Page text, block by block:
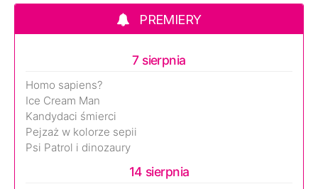
PREMIERY
7 sierpnia
Homo sapiens?
Ice Cream Man
Kandydaci śmierci
Pejzaż w kolorze sepii
Psi Patrol i dinozaury
14 sierpnia